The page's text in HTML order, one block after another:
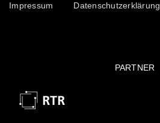
Impressum Datenschutzerklärung
PARTNER